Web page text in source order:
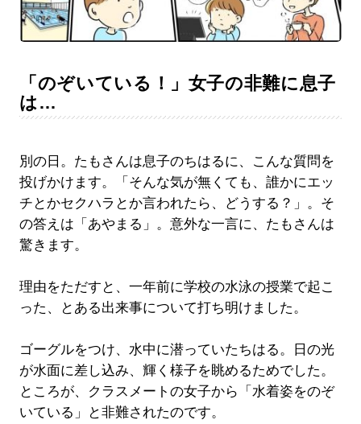
「のぞいている！」女子の非難に息子
は…
別の日。たもさんは息子のちはるに、こんな質問を
投げかけます。「そんな気が無くても、誰かにエッ
チとかセクハラとか言われたら、どうする？」。そ
の答えは「あやまる」。意外な一言に、たもさんは
驚きます。
理由をただすと、一年前に学校の水泳の授業で起こ
った、とある出来事について打ち明けました。
ゴーグルをつけ、水中に潜っていたちはる。日の光
が水面に差し込み、輝く様子を眺めるためでした。
ところが、クラスメートの女子から「水着姿をのぞ
いている」と非難されたのです。